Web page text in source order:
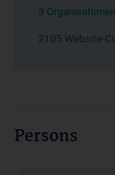
3 Organisationen
2105 Website-
Persons